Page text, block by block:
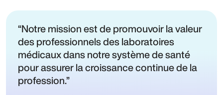
Notre mission est de promouvoir la valeur
des professionnels des laboratoires
médicaux dans notre système de santé
pour assurer la croissance continue de la
profession.